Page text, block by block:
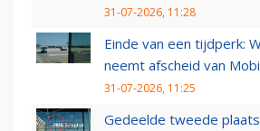
31-07-2026, 11:28
Einde van een tijdperk:
neemt afscheid van
31-07-2026, 11:25
Gedeelde tweede